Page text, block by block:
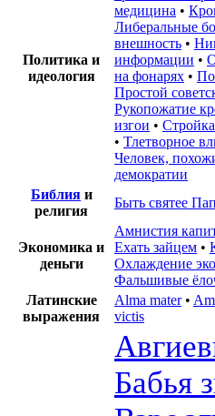
Политика и
идеология
медицина •
Либеральные
внешность •
информации •
на фонарях •
Простой
Рукопожатие
изгои •
• Тлетворное
Человек,
демократии
Библия и
религия
Быть святее
Экономика и
деньги
Амнистия
Ехать зайцем •
Охлаждение
Фальшивые
Латинские
выражения
Alma mater•
victis
Бабья